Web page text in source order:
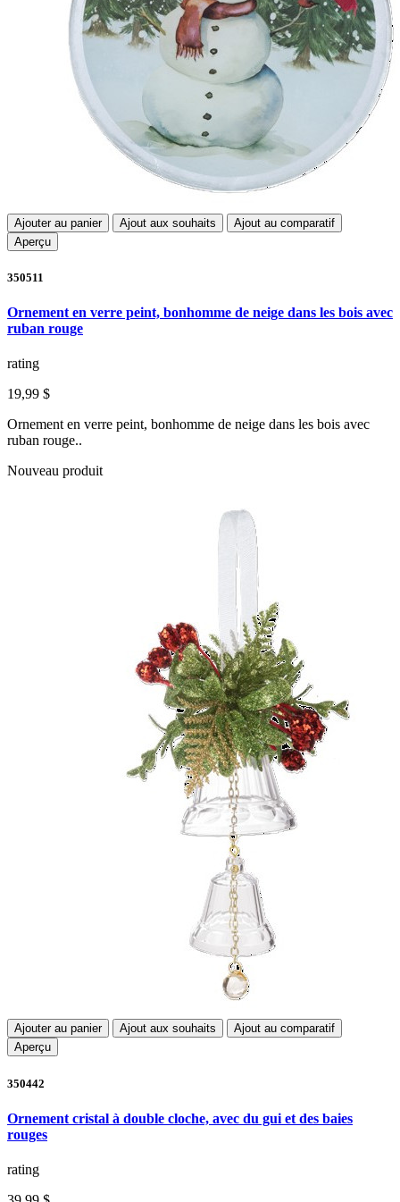
Ajouter au panier Ajout aux souhaits
Ajout au comparatif
Aperçu
350511
Ornement en verre peint, bonhomme de neige dans les bois avec
ruban rouge
rating
19,99 $
Ornement en verre peint, bonhomme de neige dans les bois avec
ruban rouge..
Nouveau produit
Ajouter au panier Ajout aux souhaits
Ajout au comparatif
Aperçu
350442
Ornement cristal à double cloche, avec du gui et des baies
rouges
rating